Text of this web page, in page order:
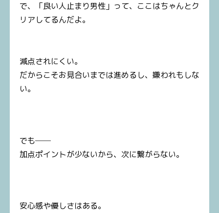
で、「良い人止まり男性」って、ここはちゃんとク
リアしてるんだよ。
減点されにくい。
だからこそお見合いまでは進めるし、嫌われもしな
い。
でも──
加点ポイントが少ないから、次に繋がらない。
安心感や優しさはある。